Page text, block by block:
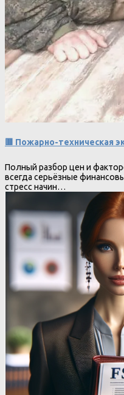
🟥 Пожарно-техническая
Полный разбор цен и
всегда серьёзные
стресс начин…